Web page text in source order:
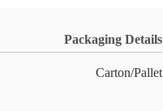
Packaging Details
Carton/Pallet